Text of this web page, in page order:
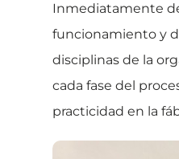
Inmediatamente
funcionamiento y
disciplinas de la
cada fase del
practicidad en la